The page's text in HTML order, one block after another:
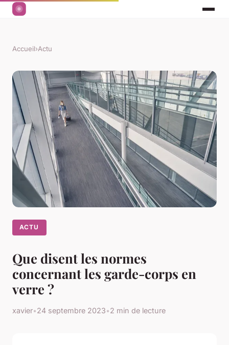
Accueil›Actu
ACTU
Que disent les normes
concernant les garde-corps en
verre ?
xavier•24 septembre 2023•2 min de lecture